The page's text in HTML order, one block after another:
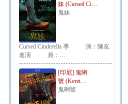
妹 (Cursed Ci…
鬼妹
Cursed Cinderella 導 演：陳友
進演 員：…
[印尼] 鬼咧
號 (Keret…
鬼咧號